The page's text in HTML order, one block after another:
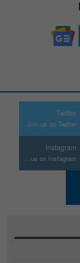
Twitter
Join us on Twitter
Instagram
Join us on Instagram